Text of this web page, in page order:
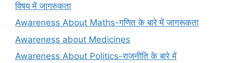
विषय में जागरुकता
Awareness About Maths-गणित के बारे में जागरूकता
Awareness about Medicines
Awareness About Politics-राजनीति के बारे में